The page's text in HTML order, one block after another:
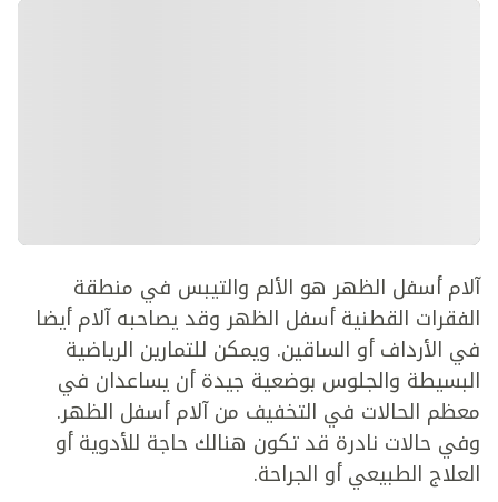
آلام أسفل الظهر هو الألم والتيبس في منطقة
الفقرات القطنية أسفل الظهر وقد يصاحبه آلام أيضا
في الأرداف أو الساقين. ويمكن للتمارين الرياضية
البسيطة والجلوس بوضعية جيدة أن يساعدان في
معظم الحالات في التخفيف من آلام أسفل الظهر.
وفي حالات نادرة قد تكون هنالك حاجة للأدوية أو
العلاج الطبيعي أو الجراحة.